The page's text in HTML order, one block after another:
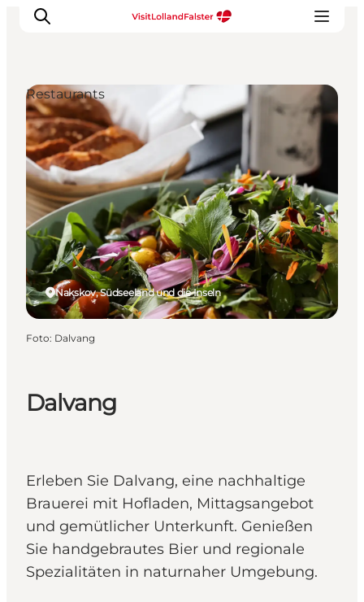
Natur und Outdoor
Familienurlaub
Kultur
Gastronomie
Urlaubsplaner
Dalvang
Erleben Sie Dalvang, eine nachhaltige
Brauerei mit Hofladen, Mittagsangebot
und gemütlicher Unterkunft. Genießen
Sie handgebrautes Bier und regionale
Spezialitäten in naturnaher Umgebung.
Nakskov, Südseeland und die Inseln
Restaurants
Foto: Dalvang